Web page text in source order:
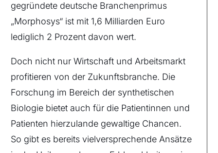
gegründete deutsche Branchenprimus
„Morphosys“ ist mit 1,6 Milliarden Euro
lediglich 2 Prozent davon wert.
Doch nicht nur Wirtschaft und Arbeitsmarkt
profitieren von der Zukunftsbranche. Die
Forschung im Bereich der synthetischen
Biologie bietet auch für die Patientinnen und
Patienten hierzulande gewaltige Chancen.
So gibt es bereits vielversprechende Ansätze